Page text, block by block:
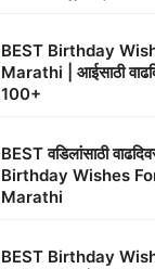
BEST Birthday
Marathi | आईसाठी
100+
BEST वडिलांसाठी
Birthday Wishes
Marathi
BEST Birthday